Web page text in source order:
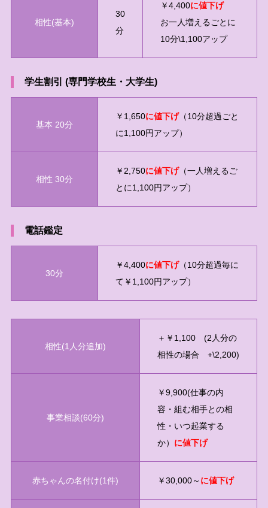
相性(基本)
30
分
￥4,400に値下げ
お一人増えるごとに
10分\1,100アップ
学生割引 (専門学校生・大学生)
基本 20分
￥1,650に値下げ（10分超過ごと
に1,100円アップ）
相性 30分
￥2,750に値下げ（一人増えるご
とに1,100円アップ）
電話鑑定
30分
￥4,400に値下げ（10分超過毎に
て￥1,100円アップ）
相性(1人分追加)
＋￥1,100 (2人分の
相性の場合 +\2,200)
事業相談(60分)
￥9,900(仕事の内
容・組む相手との相
性・いつ起業する
か） に値下げ
赤ちゃんの名付け(1件) ￥30,000～ に値下げ